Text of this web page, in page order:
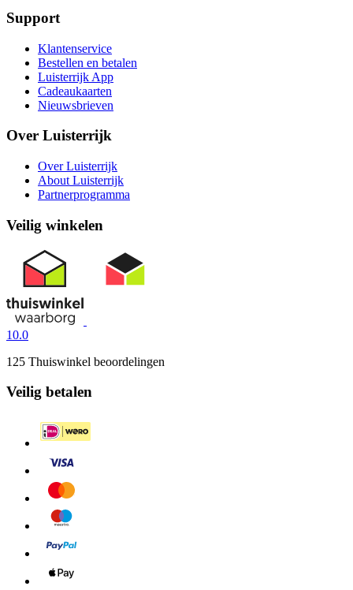
Support
Klantenservice
Bestellen en betalen
Luisterrijk App
Cadeaukaarten
Nieuwsbrieven
Over Luisterrijk
Over Luisterrijk
About Luisterrijk
Partnerprogramma
Veilig winkelen
10.0
125 Thuiswinkel beoordelingen
Veilig betalen